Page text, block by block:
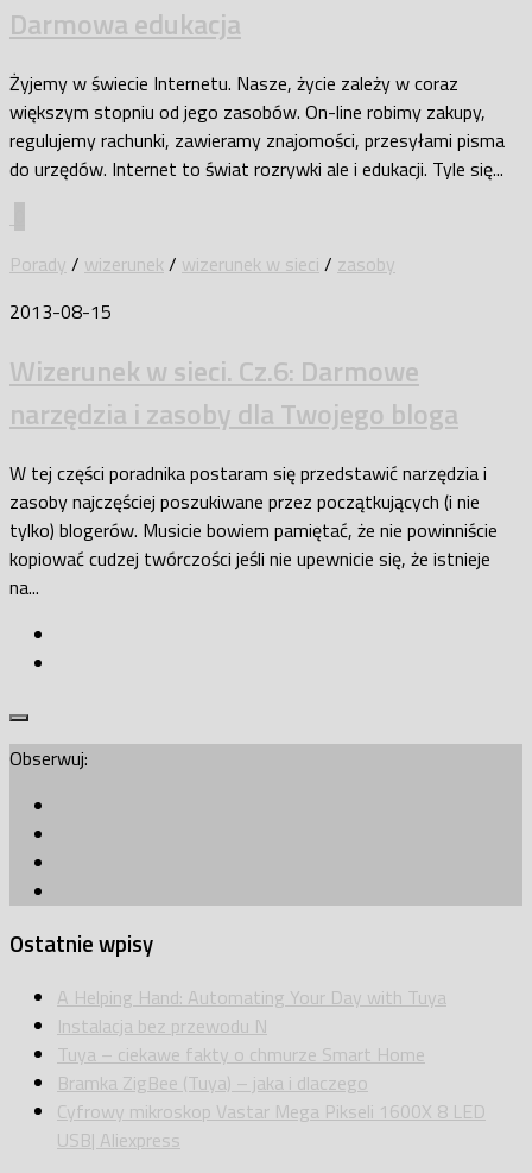
Darmowa edukacja
Żyjemy w świecie Internetu. Nasze, życie zależy w coraz
większym stopniu od jego zasobów. On-line robimy zakupy,
regulujemy rachunki, zawieramy znajomości, przesyłami pisma
do urzędów. Internet to świat rozrywki ale i edukacji. Tyle się...
Porady / wizerunek / wizerunek w sieci / zasoby
2013-08-15
Wizerunek w sieci. Cz.6: Darmowe
narzędzia i zasoby dla Twojego bloga
W tej części poradnika postaram się przedstawić narzędzia i
zasoby najczęściej poszukiwane przez początkujących (i nie
tylko) blogerów. Musicie bowiem pamiętać, że nie powinniście
kopiować cudzej twórczości jeśli nie upewnicie się, że istnieje
na...
Obserwuj:
Ostatnie wpisy
A Helping Hand: Automating Your Day with Tuya
Instalacja bez przewodu N
Tuya – ciekawe fakty o chmurze Smart Home
Bramka ZigBee (Tuya) – jaka i dlaczego
Cyfrowy mikroskop Vastar Mega Pikseli 1600X 8 LED
USB| Aliexpress